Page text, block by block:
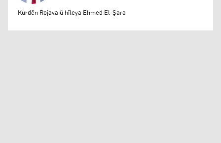
Mihemed Eli Destmalî
Kurdên Rojava û hîleya Ehmed El-Şara